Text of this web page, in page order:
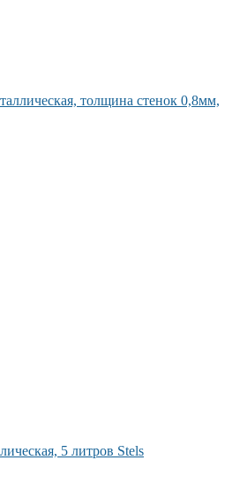
толщина стенок 0,8мм,
5 литров Stels